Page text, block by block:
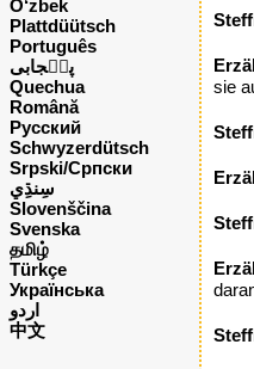
O‘zbek
Plattdüütsch
Português
پن٘جابی
Quechua
Română
Русский
Schwyzerdütsch
Srpski/Српски
Slovenščina
Svenska
தமிழ்
Türkçe
Українська
اردو
中文
sie